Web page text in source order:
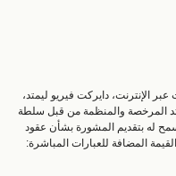
صغيرة
والعبارة
الإنترنت، دايركت فيريو ليمتد،
والمنظمة من قبل سلطة
313486) والذي يُسمح له بتقديم المشورة بشأن عقود
المضافة للعبارات المباشرة: